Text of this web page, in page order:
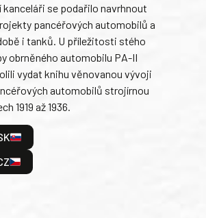
se podařilo navrhnout
pancéřových automobilů a
i tanků. U příležitosti stého
obrněného automobilu PA-II
vydat knihu věnovanou vývoji
automobilů strojírnou
1919 až 1936.